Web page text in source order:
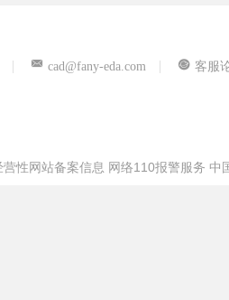
cad@fany-eda.com 客服
营性网站备案信息 网络110报警服务 中